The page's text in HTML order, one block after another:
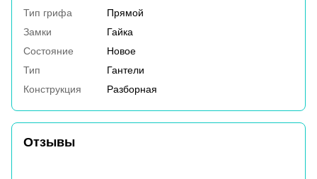
Тип грифа
Прямой
Замки
Гайка
Состояние
Новое
Тип
Гантели
Конструкция
Разборная
Отзывы